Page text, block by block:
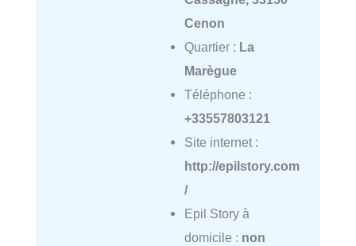
Cenon
Quartier : La
Marègue
Téléphone :
+33557803121
Site internet :
http://epilstory.com
/
Epil Story à
domicile : non